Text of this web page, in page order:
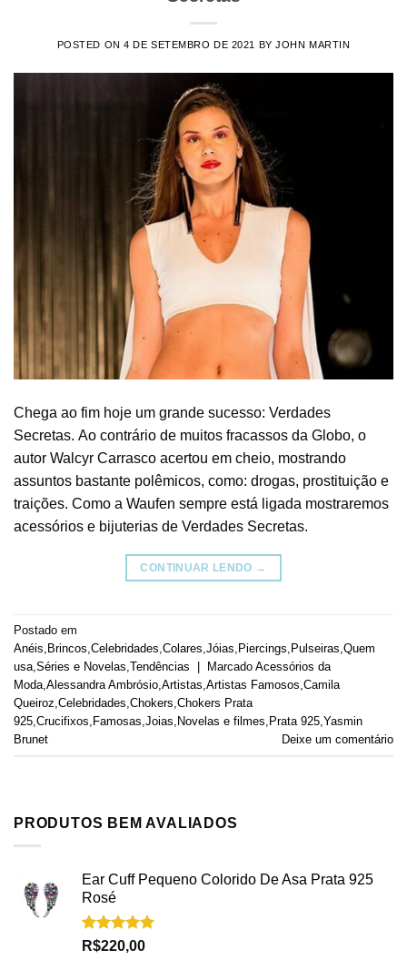
POSTED ON4 DE SETEMBRO DE 2021 BYJOHN MARTIN
Chega ao fim hoje um grande sucesso: Verdades
Secretas. Ao contrário de muitos fracassos da Globo, o
autor Walcyr Carrasco acertou em cheio, mostrando
assuntos bastante polêmicos, como: drogas, prostituição e
traições. Como a Waufen sempre está ligada mostraremos
acessórios e bijuterias de Verdades Secretas.
CONTINUAR LENDO →
Postado em
Anéis Brincos Celebridades Colares Jóias Piercings Pulseiras Quem
usa Séries e Novelas Tendências | Marcado Acessórios da
Moda Alessandra Ambrósio Artistas Artistas Famosos Camila
Queiroz Celebridades Chokers Chokers Prata
925 Crucifixos Famosas Joias Novelas e filmes Prata 925 Yasmin
Brunet
Deixe um comentário
PRODUTOS BEM AVALIADOS
Ear Cuff Pequeno Colorido De Asa Prata 925
Rosé
Avaliação
R$220,00